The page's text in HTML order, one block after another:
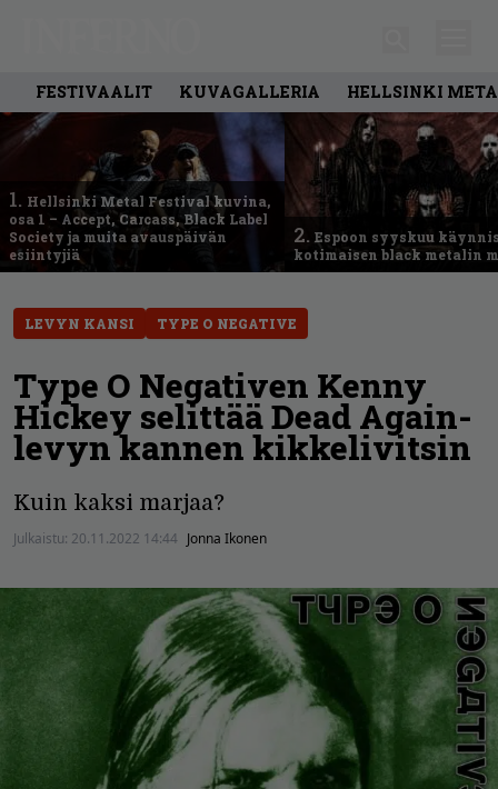
FESTIVAALIT KUVAGALLERIA HELLSINKI
1. Hellsinki Metal Festival kuvina,
osa 1 – Accept, Carcass, Black Label
Society ja muita avauspäivän
esiintyjiä
2. Espoon syyskuu
kotimaisen black metalin
LEVYN KANSI TYPE O NEGATIVE
Type O Negativen Kenny
Hickey selittää Dead Again-
levyn kannen kikkelivitsin
Kuin kaksi marjaa?
Julkaistu: 20.11.2022 14:44 Jonna Ikonen